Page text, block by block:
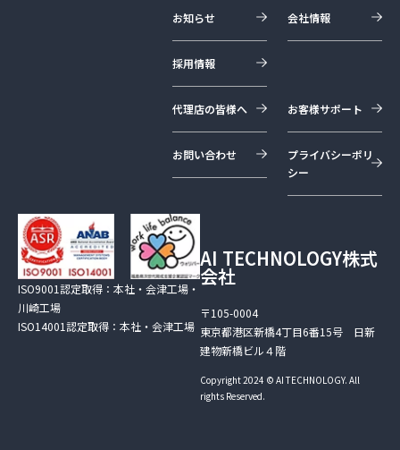
お知らせ 会社情報
採用情報
代理店の皆様へ お客様サポート
お問い合わせ
プライバシーポリ
シー
AI TECHNOLOGY株式
会社
〒105-0004
東京都港区新橋4丁目6番15号 日新
建物新橋ビル４階
Copyright 2024 © AI TECHNOLOGY. All
rights Reserved.
ISO9001認定取得：本社・会津工場・
川崎工場
ISO14001認定取得：本社・会津工場